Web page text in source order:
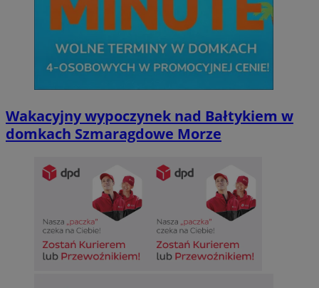
Wakacyjny wypoczynek nad Bałtykiem w
domkach Szmaragdowe Morze